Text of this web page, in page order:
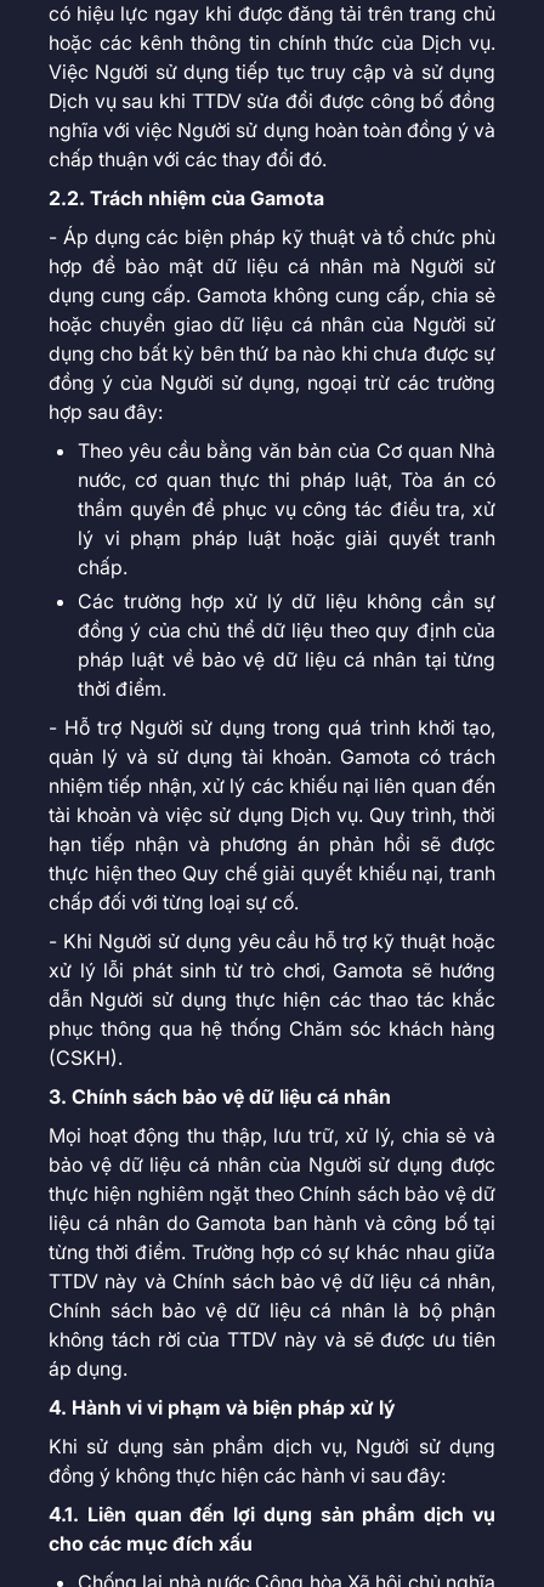
có hiệu lực ngay khi được đăng tải trên trang chủ
hoặc các kênh thông tin chính thức của Dịch vụ.
Việc Người sử dụng tiếp tục truy cập và sử dụng
Dịch vụ sau khi TTDV sửa đổi được công bố đồng
nghĩa với việc Người sử dụng hoàn toàn đồng ý và
chấp thuận với các thay đổi đó.
2.2. Trách nhiệm của Gamota
- Áp dụng các biện pháp kỹ thuật và tổ chức phù
hợp để bảo mật dữ liệu cá nhân mà Người sử
dụng cung cấp. Gamota không cung cấp, chia sẻ
hoặc chuyển giao dữ liệu cá nhân của Người sử
dụng cho bất kỳ bên thứ ba nào khi chưa được sự
đồng ý của Người sử dụng, ngoại trừ các trường
hợp sau đây:
Theo yêu cầu bằng văn bản của Cơ quan Nhà
nước, cơ quan thực thi pháp luật, Tòa án có
thẩm quyền để phục vụ công tác điều tra, xử
lý vi phạm pháp luật hoặc giải quyết tranh
chấp.
Các trường hợp xử lý dữ liệu không cần sự
đồng ý của chủ thể dữ liệu theo quy định của
pháp luật về bảo vệ dữ liệu cá nhân tại từng
thời điểm.
- Hỗ trợ Người sử dụng trong quá trình khởi tạo,
quản lý và sử dụng tài khoản. Gamota có trách
nhiệm tiếp nhận, xử lý các khiếu nại liên quan đến
tài khoản và việc sử dụng Dịch vụ. Quy trình, thời
hạn tiếp nhận và phương án phản hồi sẽ được
thực hiện theo Quy chế giải quyết khiếu nại, tranh
chấp đối với từng loại sự cố.
- Khi Người sử dụng yêu cầu hỗ trợ kỹ thuật hoặc
xử lý lỗi phát sinh từ trò chơi, Gamota sẽ hướng
dẫn Người sử dụng thực hiện các thao tác khắc
phục thông qua hệ thống Chăm sóc khách hàng
(CSKH).
3. Chính sách bảo vệ dữ liệu cá nhân
Mọi hoạt động thu thập, lưu trữ, xử lý, chia sẻ và
bảo vệ dữ liệu cá nhân của Người sử dụng được
thực hiện nghiêm ngặt theo Chính sách bảo vệ dữ
liệu cá nhân do Gamota ban hành và công bố tại
từng thời điểm. Trường hợp có sự khác nhau giữa
TTDV này và Chính sách bảo vệ dữ liệu cá nhân,
Chính sách bảo vệ dữ liệu cá nhân là bộ phận
không tách rời của TTDV này và sẽ được ưu tiên
áp dụng.
4. Hành vi vi phạm và biện pháp xử lý
Khi sử dụng sản phẩm dịch vụ, Người sử dụng
đồng ý không thực hiện các hành vi sau đây:
4.1. Liên quan đến lợi dụng sản phẩm dịch vụ
cho các mục đích xấu
Chống lại nhà nước Cộng hòa Xã hội chủ nghĩa